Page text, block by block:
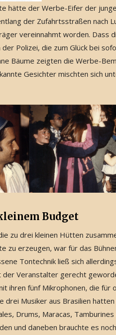
hätte der Werbe-Eifer der
der Zufahrtsstraßen nach
vereinnahmt worden. Dass
der Polizei, die zum Glück bei
Bäume zeigten die Werbe-
Gesichter mischten sich
Budget
zu drei kleinen Hütten
zu erzeugen, war für das
Tontechnik ließ sich
Veranstalter gerecht
ihren fünf Mikrophonen, die
drei Musiker aus Brasilien
Drums, Maracas,
und daneben brauchte es